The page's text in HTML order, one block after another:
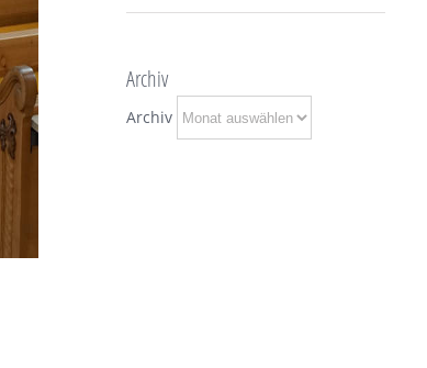
Archiv
Archiv